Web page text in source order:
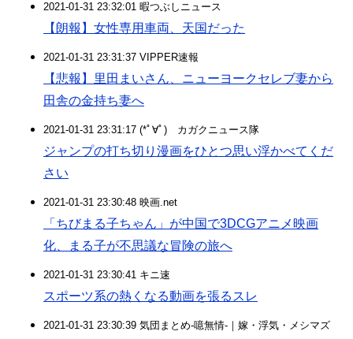
2021-01-31 23:32:01 暇つぶしニュース
【朗報】女性専用車両、天国だった
2021-01-31 23:31:37 VIPPER速報
【悲報】里田まいさん、ニューヨークセレブ妻から
田舎の金持ち妻へ
2021-01-31 23:31:17 (*ﾟ∀ﾟ)ゞカガクニュース隊
ジャンプの打ち切り漫画をひとつ思い浮かべてくだ
さい
2021-01-31 23:30:48 映画.net
「ちびまる子ちゃん」が中国で3DCGアニメ映画
化、まる子が不思議な冒険の旅へ
2021-01-31 23:30:41 キニ速
スポーツ系の熱くなる動画を張るスレ
2021-01-31 23:30:39 気団まとめ-噫無情-｜嫁・浮気・メシマズ